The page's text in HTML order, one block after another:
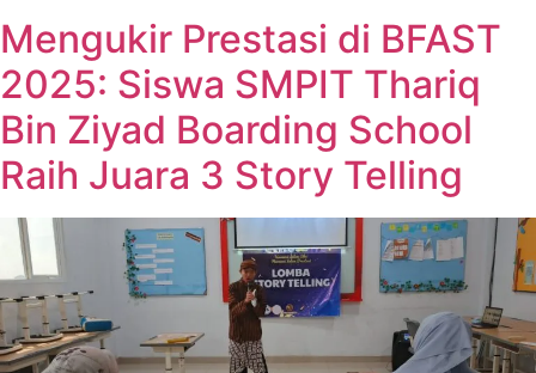
Mengukir Prestasi di BFAST
2025: Siswa SMPIT Thariq
Bin Ziyad Boarding School
Raih Juara 3 Story Telling